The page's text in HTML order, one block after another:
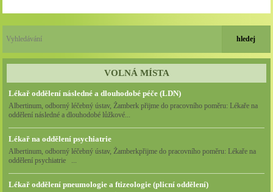
VOLNÁ MÍSTA
Lékař oddělení následné a dlouhodobé péče (LDN)
Albertinum, odborný léčebný ústav, Žamberk přijme do pracovního poměru: Lékaře na
oddělení následné a dlouhodobé lůžkové...
Lékař na oddělení psychiatrie
Albertinum, odborný léčebný ústav, Žamberkpřijme do pracovního poměru: Lékaře na
oddělení psychiatrie ...
Lékař oddělení pneumologie a ftizeologie (plicní oddělení)